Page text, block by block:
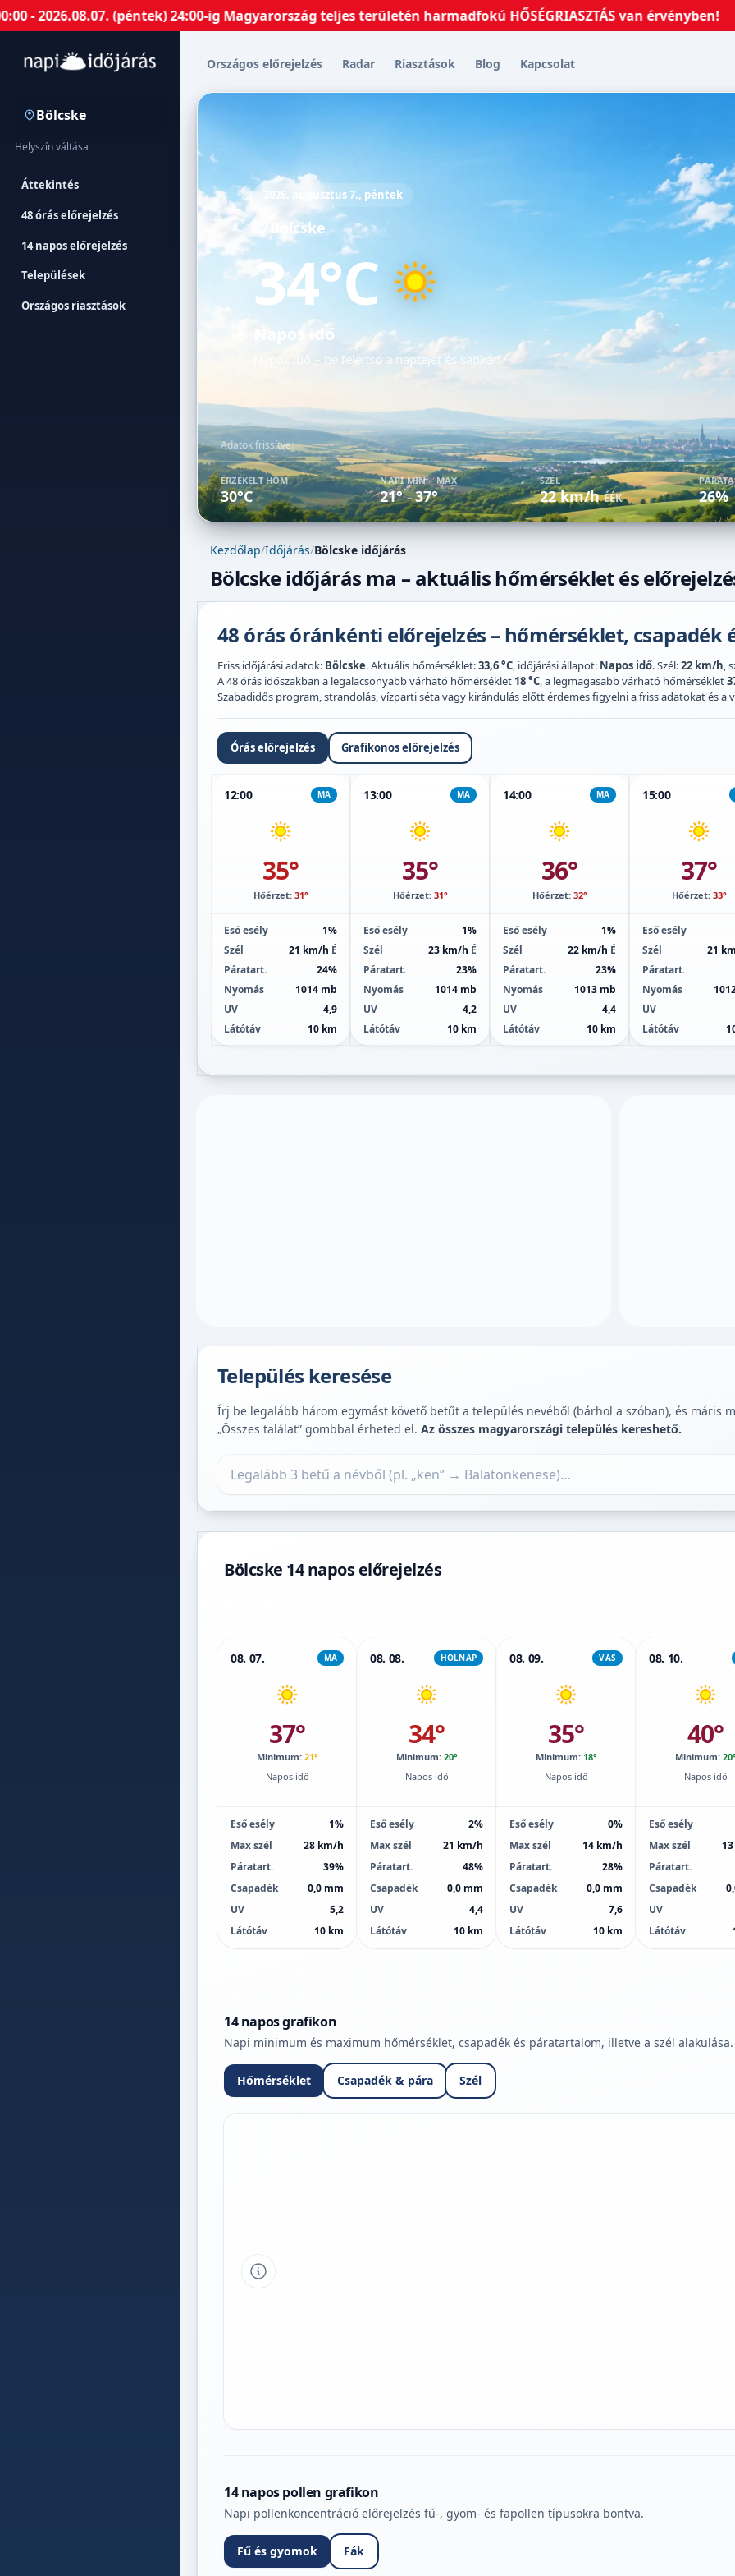
(péntek) 24:00-ig Magyarország teljes területén harmadfokú HŐSÉGRIASZTÁS van érvényben!
Bölcske
Helyszín váltása
Áttekintés
48 órás előrejelzés
14 napos előrejelzés
Települések
Országos riasztások
Országos előrejelzés Radar Riasztások Blog Kapcsolat
2026. augusztus 7., péntek
Bölcske
34°C
Napos idő
Napos idő – ne felejtsd a naptejet és sapkát!
Adatok frissítve:
ÉRZÉKELT HŐM.
30°C
NAPI MIN – MAX
21° –37°
SZÉL
22 km/hÉÉK 26%
Kezdőlap/Időjárás/Bölcske időjárás
Bölcske időjárás ma – aktuális hőmérséklet és
48 órás óránkénti előrejelzés – hőmérséklet, csapadék
Friss időjárási adatok: Bölcske. Aktuális hőmérséklet:33,6 °C, időjárási állapot: Napos idő. Szél:22 km/h,
A 48 órás időszakban a legalacsonyabb várható hőmérséklet 18 °C, a legmagasabb várható hőmérséklet
Szabadidős program, strandolás, vízparti séta vagy kirándulás előtt érdemes figyelni a friss adatokat és a
Órás előrejelzés Grafikonos előrejelzés
12:00 MA
35°
Hőérzet: 31°
Eső esély
1%
Szél
21 km/h É
Páratart.
24%
Nyomás
1014 mb
UV
4,9
Látótáv
10 km
13:00 MA
35°
Hőérzet: 31°
Eső esély
1%
Szél
23 km/h É
Páratart.
23%
Nyomás
1014 mb
UV
4,2
Látótáv
10 km
14:00 MA
36°
Hőérzet: 32°
Eső esély
1%
Szél
22 km/h É
Páratart.
23%
Nyomás
1013 mb
UV
4,4
Látótáv
10 km
15:00
37°
Hőérzet: 33°
Eső esély
Szél
21
Páratart.
Nyomás
UV
Látótáv
Település keresése
Írj be legalább három egymást követő betűt a település nevéből (bárhol a szóban), és máris
„Összes találat” gombbal érheted el. Az összes magyarországi település kereshető.
Bölcske 14 napos előrejelzés
08. 07. MA
37°
Minimum: 21°
Napos idő
Eső esély
1%
Max szél
28 km/h
Páratart.
39%
Csapadék
0,0 mm
UV
5,2
Látótáv
10 km
08. 08. HOLNAP
34°
Minimum: 20°
Napos idő
Eső esély
2%
Max szél
21 km/h
Páratart.
48%
Csapadék
0,0 mm
UV
4,4
Látótáv
10 km
08. 09. VAS
35°
Minimum: 18°
Napos idő
Eső esély
0%
Max szél
14 km/h
Páratart.
28%
Csapadék
0,0 mm
UV
7,6
Látótáv
10 km
08. 10.
40°
Minimum:
Napos idő
Eső esély
Max szél
Páratart.
Csapadék
UV
Látótáv
14 napos grafikon
Napi minimum és maximum hőmérséklet, csapadék és páratartalom, illetve a szél alakulása.
Hőmérséklet Csapadék & pára Szél
Tipp a grafikon jelmagyarázatához
14 napos pollen grafikon
Napi pollenkoncentráció előrejelzés fű-, gyom- és fapollen típusokra bontva.
Fű és gyomok Fák